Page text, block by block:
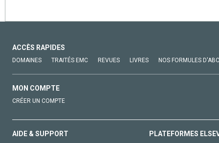
ACCÈS RAPIDES
DOMAINES TRAITÉS EMC REVUES LIVRES NOS FORMULES
MON COMPTE
CRÉER UN COMPTE
AIDE & SUPPORT PLATEFORMES